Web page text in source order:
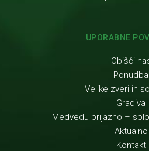
UPORABNE
Obišči
Ponudba
Velike zveri in
Gradiva
Medvedu prijazno –
Aktualno
Kontakt